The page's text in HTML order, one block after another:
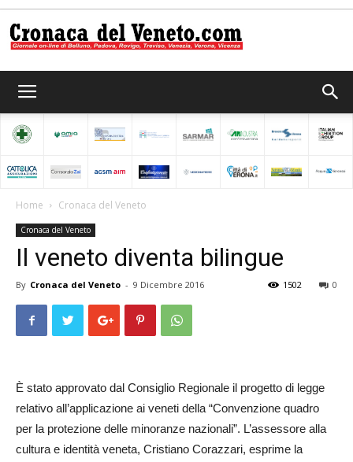
del
Home Cronaca del Veneto
Cronaca del Veneto
Il veneto diventa bilingue
By Cronaca del Veneto - 9 Dicembre 2016 0
1502
È stato approvato dal Co­nsiglio Regionale il progetto di legge
relativo all’applicazione ai veneti della “Convenzione quadro
per la protezione delle minoranze nazionali”. L’as­se­ssore alla
cultura e identità veneta, Cri­stiano Co­razzari, esprime la